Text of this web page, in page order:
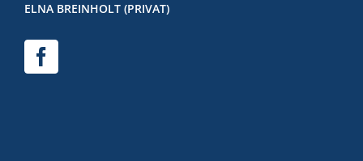
ELNA BREINHOLT (PRIVAT)